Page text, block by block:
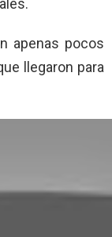
apenas pocos
llegaron para